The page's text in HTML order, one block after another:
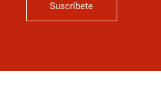
Suscríbete